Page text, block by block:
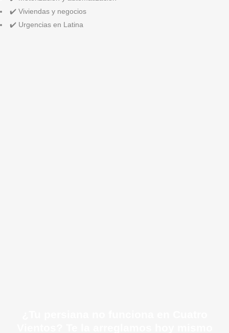
✔️ Viviendas y negocios
✔️ Urgencias en Latina